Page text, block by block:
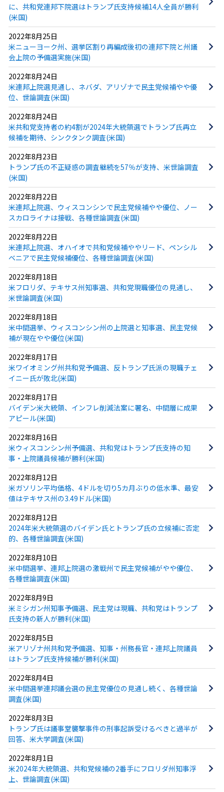
に、共和党連邦下院選はトランプ氏支持候補14人全員が勝利
(米国)
2022年8月25日
米ニューヨーク州、選挙区割り再編成後初の連邦下院と州議
会上院の予備選実施(米国)
2022年8月24日
米連邦上院選見通し、ネバダ、アリゾナで民主党候補やや優
位、世論調査(米国)
2022年8月24日
米共和党支持者の約4割が2024年大統領選でトランプ氏再立
候補を期待、シンクタンク調査(米国)
2022年8月23日
トランプ氏の不正疑惑の調査継続を57％が支持、米世論調査
(米国)
2022年8月22日
米連邦上院選、ウィスコンシンで民主党候補やや優位、ノー
スカロライナは接戦、各種世論調査(米国)
2022年8月22日
米連邦上院選、オハイオで共和党候補ややリード、ペンシル
ベニアで民主党候補優位、各種世論調査(米国)
2022年8月18日
米フロリダ、テキサス州知事選、共和党現職優位の見通し、
米世論調査(米国)
2022年8月18日
米中間選挙、ウィスコンシン州の上院選と知事選、民主党候
補が現在やや優位(米国)
2022年8月17日
米ワイオミング州共和党予備選、反トランプ氏派の現職チェ
イニー氏が敗北(米国)
2022年8月17日
バイデン米大統領、インフレ削減法案に署名、中間層に成果
アピール(米国)
2022年8月16日
米ウィスコンシン州予備選、共和党はトランプ氏支持の知
事・上院議員候補が勝利(米国)
2022年8月12日
米ガソリン平均価格、4ドルを切り5カ月ぶりの低水準、最安
値はテキサス州の3.49ドル(米国)
2022年8月12日
2024年米大統領選のバイデン氏とトランプ氏の立候補に否定
的、各種世論調査(米国)
2022年8月10日
米中間選挙、連邦上院選の激戦州で民主党候補がやや優位、
各種世論調査(米国)
2022年8月9日
米ミシガン州知事予備選、民主党は現職、共和党はトランプ
氏支持の新人が勝利(米国)
2022年8月5日
米アリゾナ州共和党予備選、知事・州務長官・連邦上院議員
はトランプ氏支持候補が勝利(米国)
2022年8月4日
米中間選挙連邦議会選の民主党優位の見通し続く、各種世論
調査(米国)
2022年8月3日
トランプ氏は議事堂襲撃事件の刑事起訴受けるべきと過半が
回答、米大学調査(米国)
2022年8月1日
米2024年大統領選、共和党候補の2番手にフロリダ州知事浮
上、世論調査(米国)